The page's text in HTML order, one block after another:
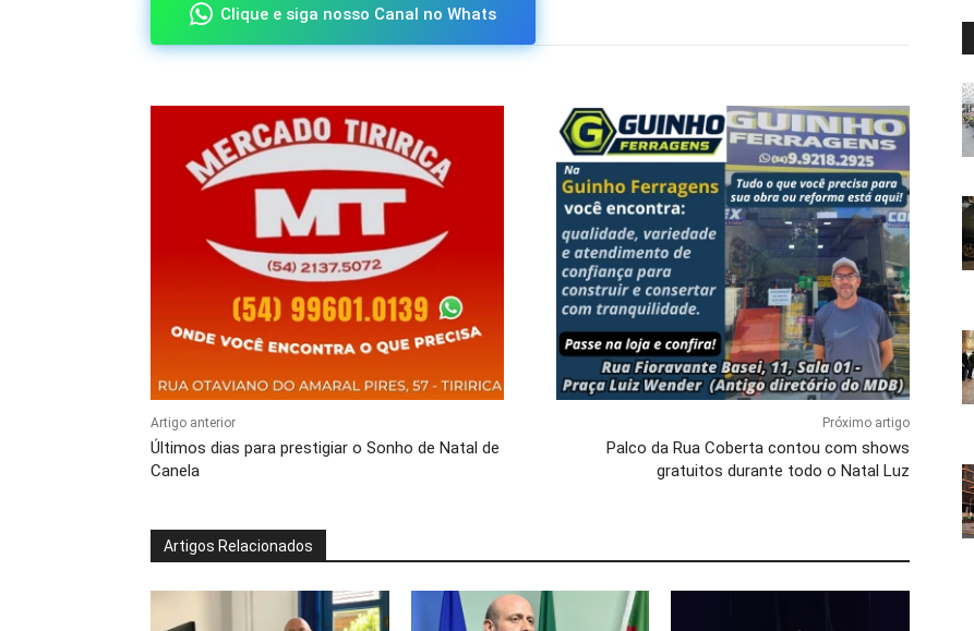
Clique e siga nosso Canal no Whats
Artigo anterior
Últimos dias para prestigiar o Sonho de Natal de
Canela
Próximo artigo
Palco da Rua Coberta contou com shows
gratuitos durante todo o Natal Luz
Artigos Relacionados